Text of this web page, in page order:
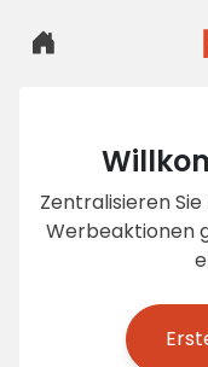
Zentralisieren
Werbeaktionen